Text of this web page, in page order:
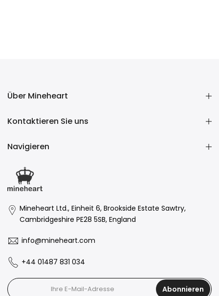
Über Mineheart
Kontaktieren Sie uns
Navigieren
Mineheart Ltd., Einheit 6, Brookside Estate Sawtry,
Cambridgeshire PE28 5SB, England
info@mineheart.com
+44 01487 831 034
Abonnieren